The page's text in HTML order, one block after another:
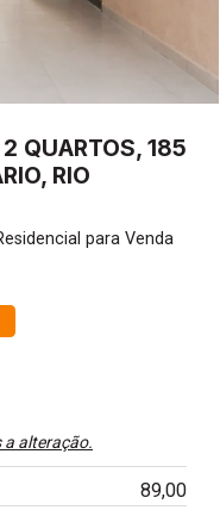
QUARTOS, 185
RIO
para Venda
a alteração.
89,00